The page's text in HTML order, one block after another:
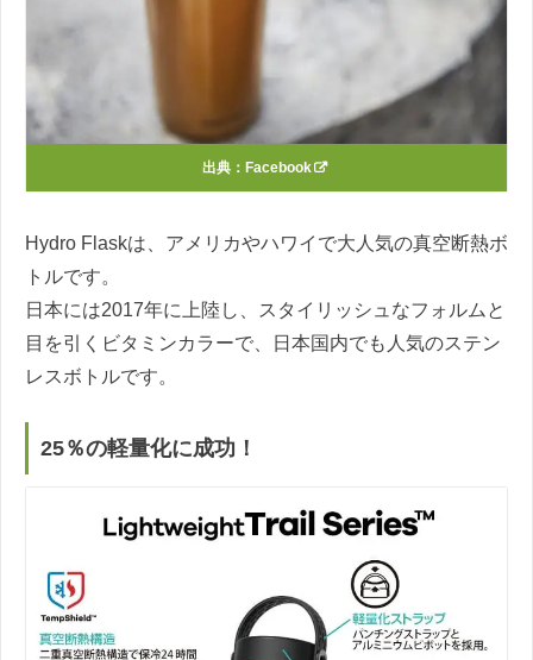
出典： Facebook
Hydro Flaskは、アメリカやハワイで大人気の真空断熱ボ
トルです。
日本には2017年に上陸し、スタイリッシュなフォルムと
目を引くビタミンカラーで、日本国内でも人気のステン
レスボトルです。
25％の軽量化に成功！